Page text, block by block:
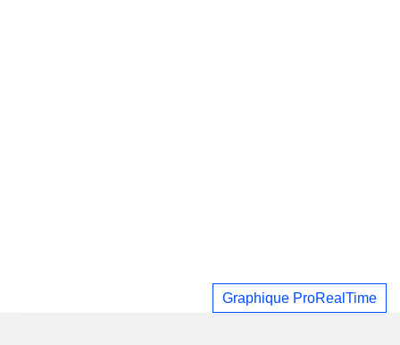
Graphique ProRealTime